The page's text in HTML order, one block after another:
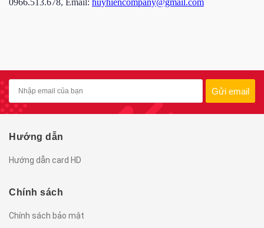
0966.513.678, Email: huyhiencompany@gmail.com
Gửi email
Hướng dẫn
Hướng dẫn card HD
Chính sách
Chính sách bảo mật